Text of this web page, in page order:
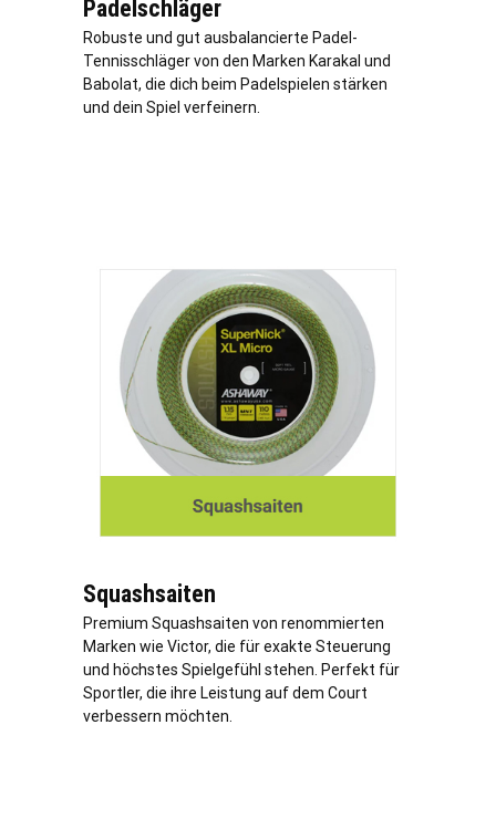
Padelschläger
Robuste und gut ausbalancierte Padel-
Tennisschläger von den Marken Karakal und
Babolat, die dich beim Padelspielen stärken
und dein Spiel verfeinern.
Squashsaiten
Premium Squashsaiten von renommierten
Marken wie Victor, die für exakte Steuerung
und höchstes Spielgefühl stehen. Perfekt für
Sportler, die ihre Leistung auf dem Court
verbessern möchten.